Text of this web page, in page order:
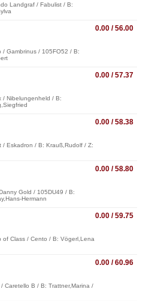
Landgraf / Fabulist / B:
0.00 / 56.00
/ Gambrinus / 105FO52 / B:
0.00 / 57.37
/ Nibelungenheld / B:
0.00 / 58.38
/ Eskadron / B: Krauß,Rudolf / Z:
0.00 / 58.80
Gold / 105DU49 / B:
Hermann
0.00 / 59.75
of Class / Cento / B: Vögerl,Lena
0.00 / 60.96
Caretello B / B: Trattner,Marina /